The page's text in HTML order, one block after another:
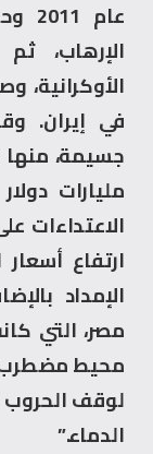
الإرهاب،
الأوكرانية،
في إيران.
مليارات
الاعتداءات
ارتفاع
الإمداد
مصر، التي
محيط
لوقف
الدماء.”